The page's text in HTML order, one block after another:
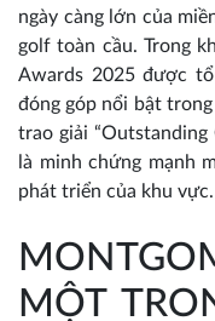
ngày càng lớn của
golf toàn cầu. Trong
Awards 2025 được
đóng góp nổi bật
trao giải
là minh chứng mạnh
phát triển của khu vực.
MỘT